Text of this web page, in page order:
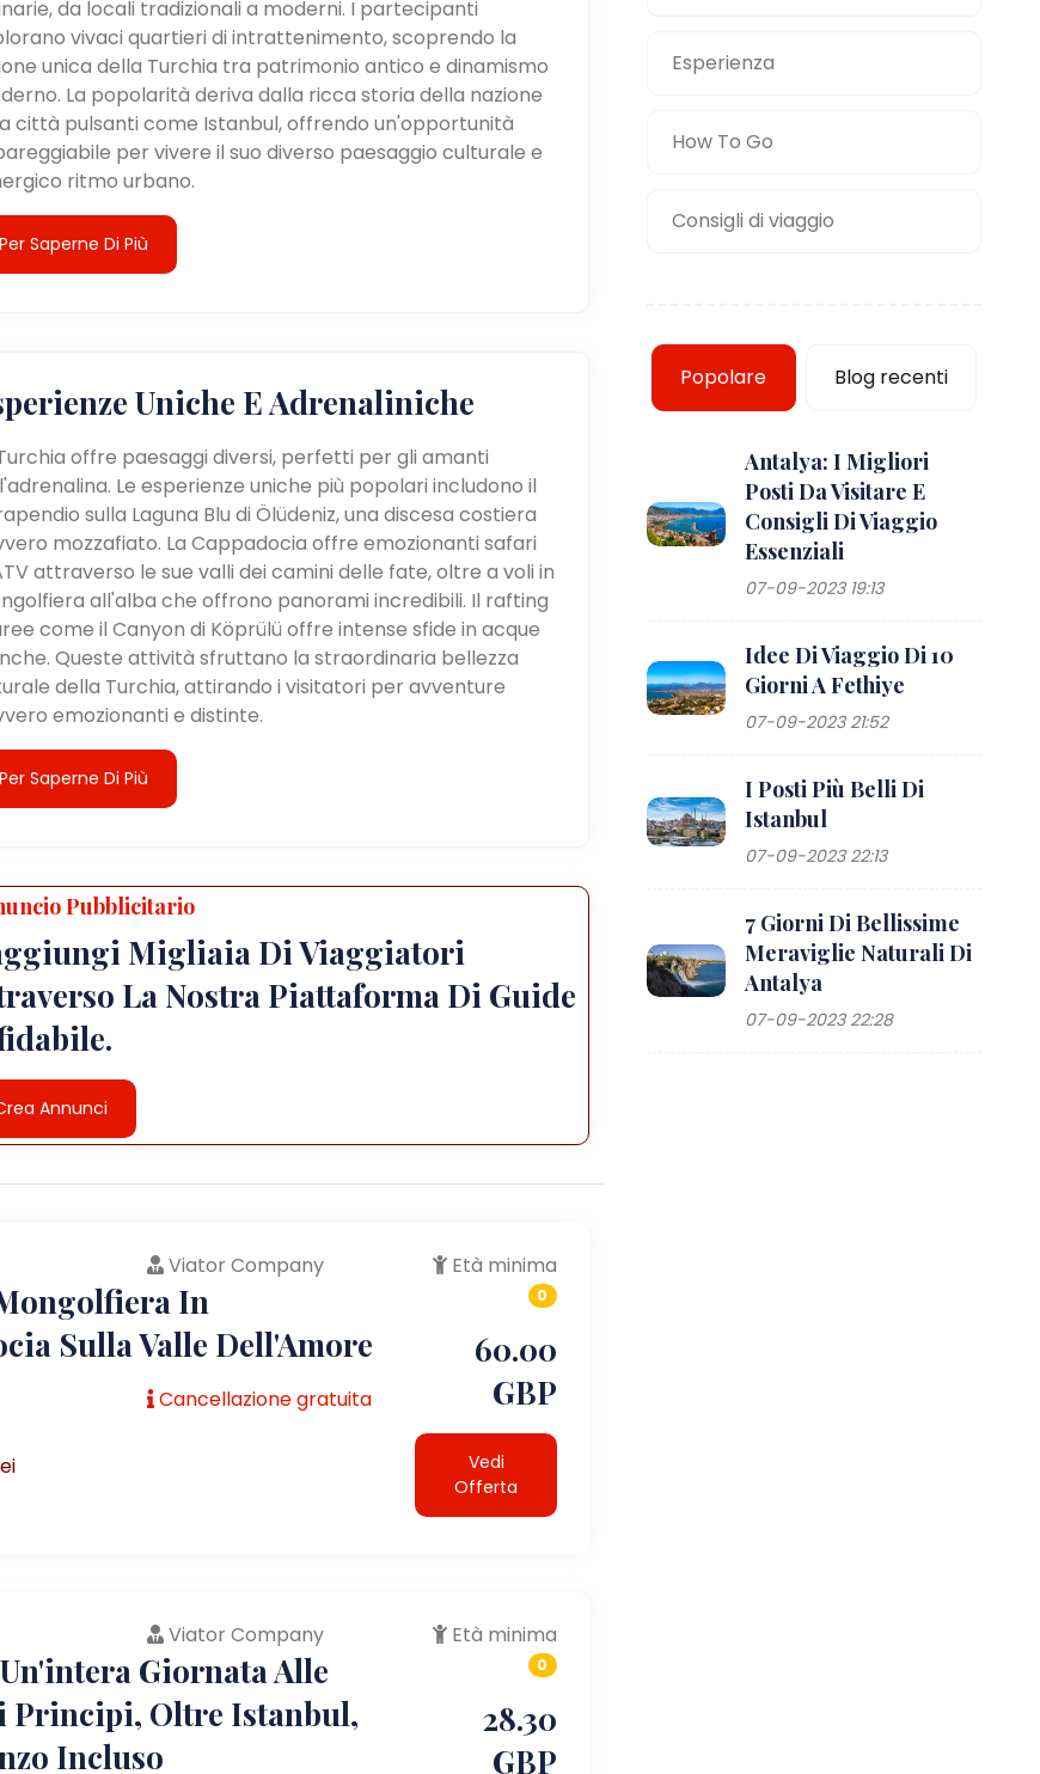
da locali tradizionali a moderni. I partecipanti
vivaci quartieri di intrattenimento, scoprendo la
unica della Turchia tra patrimonio antico e dinamismo
La popolarità deriva dalla ricca storia della nazione
città pulsanti come Istanbul, offrendo un'opportunità
per vivere il suo diverso paesaggio culturale e
ritmo urbano.
Per Saperne Di Più
Uniche E Adrenaliniche
offre paesaggi diversi, perfetti per gli amanti
Le esperienze uniche più popolari includono il
sulla Laguna Blu di Ölüdeniz, una discesa costiera
mozzafiato. La Cappadocia offre emozionanti safari
attraverso le sue valli dei camini delle fate, oltre a voli in
all'alba che offrono panorami incredibili. Il rafting
come il Canyon di Köprülü offre intense sfide in acque
Queste attività sfruttano la straordinaria bellezza
della Turchia, attirando i visitatori per avventure
emozionanti e distinte.
Per Saperne Di Più
Pubblicitario
Migliaia Di Viaggiatori
La Nostra Piattaforma Di Guide
Annunci
Viator Company
In
Sulla Valle Dell'Amore
Cancellazione gratuita
Età minima
0
60.00
GBP
Vedi
Offerta
Viator Company
Giornata Alle
Principi, Oltre Istanbul,
Incluso
Età minima
0
28.30
GBP
Esperienza
How To Go
Consigli di viaggio
Popolare Blog recenti
Antalya: I Migliori
Posti Da Visitare E
Consigli Di Viaggio
Essenziali
07-09-2023 19:13
Idee Di Viaggio Di 10
Giorni A Fethiye
07-09-2023 21:52
I Posti Più Belli Di
Istanbul
07-09-2023 22:13
7 Giorni Di Bellissime
Meraviglie Naturali Di
Antalya
07-09-2023 22:28